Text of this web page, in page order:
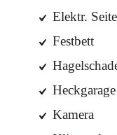
Elektr.
Festbett
Heckgarage
Kamera